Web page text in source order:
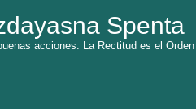
Spenta
acciones. La Rectitud es el